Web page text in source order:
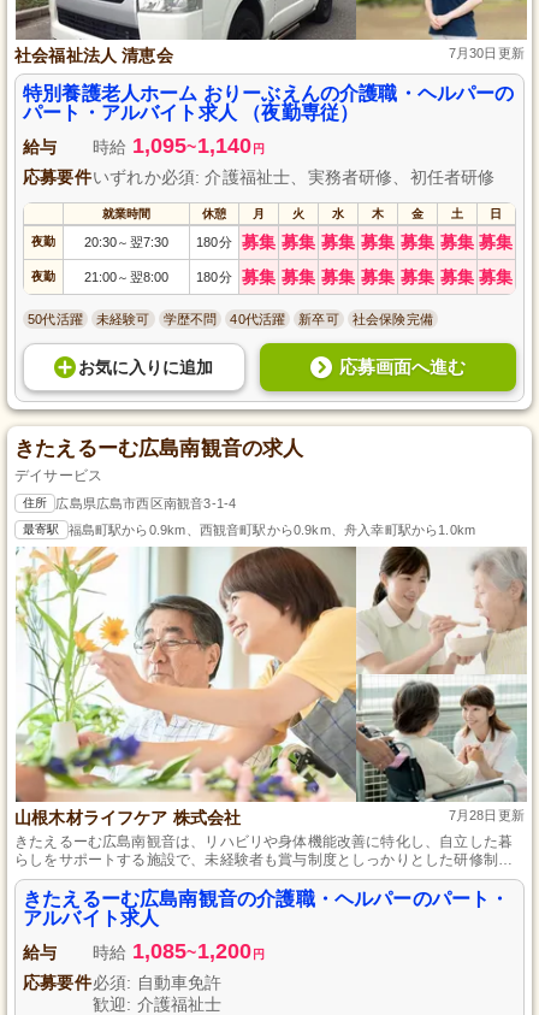
社会福祉法人 清恵会 7月30日更新
特別養護老人ホーム おりーぶえんの介護職・ヘルパーの
パート・アルバイト求人 （夜勤専従）
給与 時給 1,095~1,140 円
応募要件いずれか必須: 介護福祉士、実務者研修、初任者研修
就業時間 休憩 月 火 水 木 金 土 日
夜勤 20:30～ 翌7:30 180分 募集 募集 募集 募集 募集 募集 募集
夜勤 21:00～ 翌8:00 180分 募集 募集 募集 募集 募集 募集 募集
50代活躍 未経験可 学歴不問 40代活躍 新卒可 社会保険完備
お気に入り に追加 応募画面へ進む
きたえるーむ広島南観音の求人
デイサービス
住所 広島県広島市西区南観音3-1-4
最寄駅 福島町駅から0.9km、西観音町駅から0.9km、舟入幸町駅から1.0km
山根木材ライフケア 株式会社 7月28日更新
きたえるーむ広島南観音は、リハビリや身体機能改善に特化し、自立した暮
らしをサポートする施設で、未経験者も賞与制度としっかりとした研修制度
で成長可能な環境です。
きたえるーむ広島南観音の介護職・ヘルパーのパート・
アルバイト求人
給与 時給 1,085~1,200 円
応募要件必須: 自動車免許
歓迎: 介護福祉士